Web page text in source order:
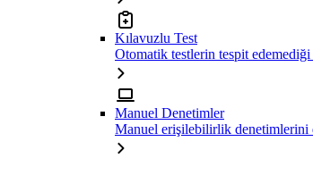
Kılavuzlu Test
Otomatik testlerin tespit
Manuel Denetimler
Manuel erişilebilirlik denetimlerini